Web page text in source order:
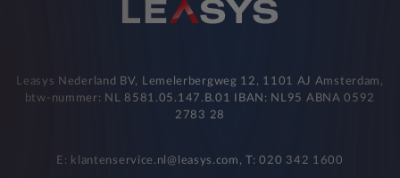
Leasys Nederland BV, Lemelerbergweg 12, 1101 AJ Amsterdam,
btw-nummer: NL 8581.05.147.B.01 IBAN: NL95 ABNA 0592
2783 28
E: klantenservice.nl@leasys.com, T: 020 342 1600